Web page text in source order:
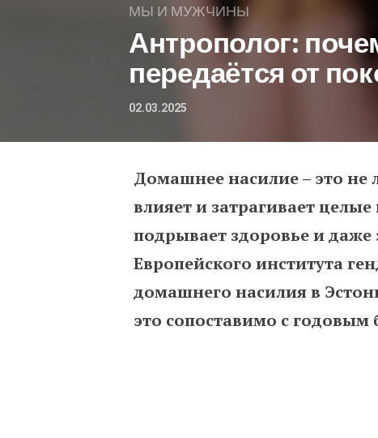
МЫ И МУЖЧИНЫ
Антрополог:
передаётся от
02.03.2025
Антрополог: почему
Домашнее насилие – это не
влияет и затрагивает
подрывает здоровье и
Европейского института
домашнего насилия в
это сопоставимо с